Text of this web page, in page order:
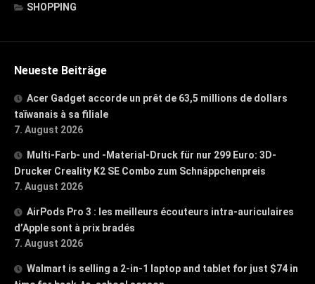
SHOPPING
Neueste Beiträge
Acer Gadget accorde un prêt de 63,5 millions de dollars
taïwanais à sa filiale
7. August 2026
Multi-Farb- und -Material-Druck für nur 299 Euro: 3D-
Drucker Creality K2 SE Combo zum Schnäppchenpreis
7. August 2026
AirPods Pro 3 : les meilleurs écouteurs intra-auriculaires
d’Apple sont à prix bradés
7. August 2026
Walmart is selling a 2-in-1 laptop and tablet for just $74 in